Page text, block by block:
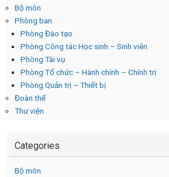
Bộ môn
Phòng ban
Phòng Đào tạo
Phòng Công tác Học sinh – Sinh viên
Phòng Tài vụ
Phòng Tổ chức – Hành chính – Chính trị
Phòng Quản trị – Thiết bị
Đoàn thể
Thư viện
Categories
Bộ môn